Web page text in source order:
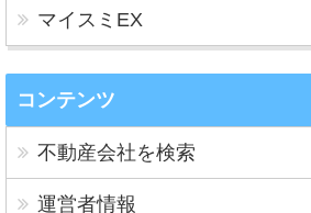
マイスミEX
コンテンツ
不動産会社を検索
運営者情報